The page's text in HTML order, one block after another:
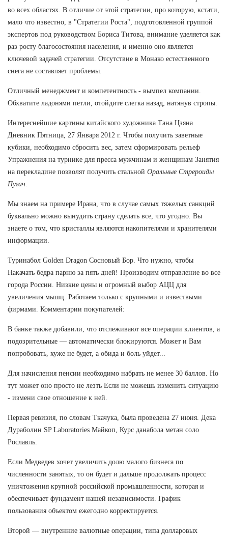
во всех областях. В отличие от этой стратегии, про которую, кстати,
мало что известно, в "Стратегии Роста", подготовленной группой
экспертов под руководством Бориса Титова, внимание уделяется как
раз росту благосостояния населения, и именно оно является
ключевой задачей стратегии. Отсутствие в Монако естественного
снега не составляет проблемы.
Отличный менеджмент и компетентность - вымпел компании.
Обхватите ладонями петли, отойдите слегка назад, натянув стропы.
Интереснейшие картины китайского художника Тана Цзяна
Дневник Пятница, 27 Января 2012 г. Чтобы получить заветные
кубики, необходимо сбросить вес, затем сформировать рельеф
Упражнения на турнике для пресса мужчинам и женщинам Занятия
на перекладине позволят получить стальной Оральные Стрероиды
Пугач
Мы знаем на примере Ирана, что в случае самых тяжелых санкций
буквально можно вынудить страну сделать все, что угодно. Вы
знаете о том, что кристаллы являются накопителями и хранителями
информации.
Туринабол Golden Dragon Сосновый Бор. Что нужно, чтобы
Накачать бедра парню за пять дней! Производим отправление во все
города России. Низкие цены и огромный выбор АЦЦ для
увеличения мышц. Работаем только с крупными и извествыми
фирмами. Комментарии покупателей:
В банке также добавили, что отслеживают все операции клиентов, а
подозрительные — автоматически блокируются. Может и Вам
попробовать, хуже не будет, а обида и боль уйдет...
Для начисления пенсии необходимо набрать не менее 30 баллов. Но
тут может оно просто не лезть Если не можешь изменить ситуацию
- измени свое отношение к ней.
Первая ревизия, по словам Ткачука, была проведена 27 июня. Дека
Дураболин SP Laboratories Майкоп, Курс данабола метан соло
Рославль.
Если Медведев хочет увеличить долю малого бизнеса по
численности занятых, то он будет и дальше продолжать процесс
уничтожения крупной российской промышленности, которая и
обеспечивает фундамент нашей независимости. График
пользования объектом ежегодно корректируется.
Второй — внутренние валютные операции, типа долларовых